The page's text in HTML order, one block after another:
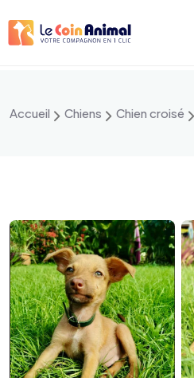
au
Accueil Chiens Chien croisé